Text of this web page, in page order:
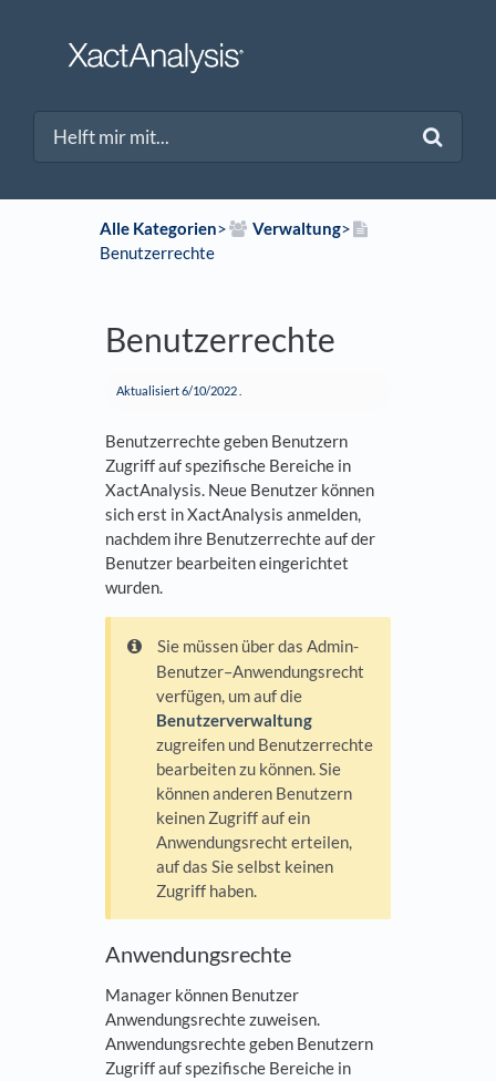
Alle Kategorien​>​ ​Verwaltung​>​
Benutzerrechte
Benutzerrechte
Aktualisiert6/10/2022
Benutzerrechte geben Benutzern
Zugriff auf spezifische Bereiche in
XactAnalysis. Neue Benutzer können
sich erst in XactAnalysis anmelden,
nachdem ihre Benutzerrechte auf der
Benutzer bearbeiten eingerichtet
wurden.
Sie müssen über das Admin-
Benutzer–Anwendungsrecht
verfügen, um auf die
Benutzerverwaltung
zugreifen und Benutzerrechte
bearbeiten zu können. Sie
können anderen Benutzern
keinen Zugriff auf ein
Anwendungsrecht erteilen,
auf das Sie selbst keinen
Zugriff haben.
Anwendungsrechte
Manager können Benutzer
Anwendungsrechte zuweisen.
Anwendungsrechte geben Benutzern
Zugriff auf spezifische Bereiche in